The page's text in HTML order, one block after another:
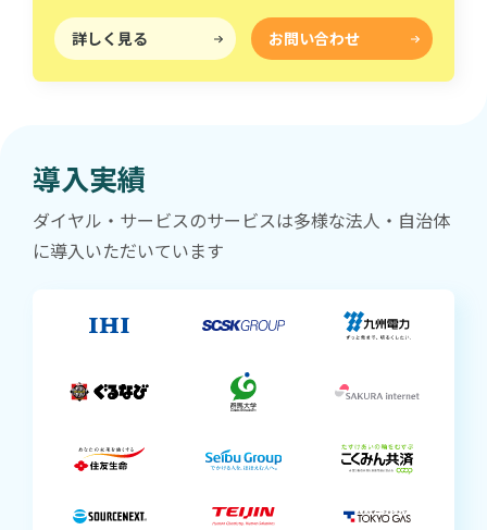
詳しく見る お問い合わせ
導入実績
ダイヤル・サービスのサービスは多様な法人・自治体
に導入いただいています